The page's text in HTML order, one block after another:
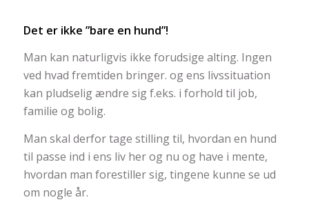
Det er ikke ”bare en hund”!
Man kan naturligvis ikke forudsige alting. Ingen
ved hvad fremtiden bringer. og ens livssituation
kan pludselig ændre sig f.eks. i forhold til job,
familie og bolig.
Man skal derfor tage stilling til, hvordan en hund
til passe ind i ens liv her og nu og have i mente,
hvordan man forestiller sig, tingene kunne se ud
om nogle år.